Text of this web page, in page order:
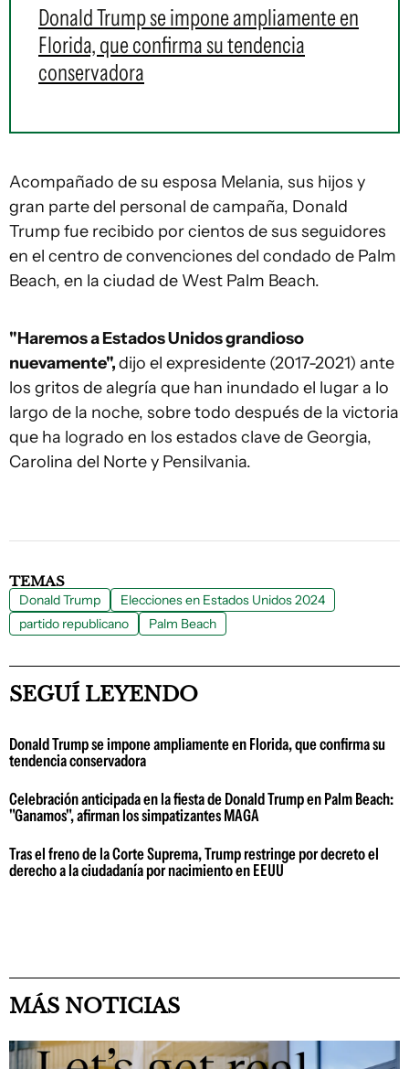
Donald Trump se impone ampliamente en
Florida, que confirma su tendencia
conservadora
Acompañado de su esposa Melania, sus hijos y
gran parte del personal de campaña, Donald
Trump fue recibido por cientos de sus seguidores
en el centro de convenciones del condado de Palm
Beach, en la ciudad de West Palm Beach.
"Haremos a Estados Unidos grandioso
nuevamente",dijo el expresidente (2017-2021) ante
los gritos de alegría que han inundado el lugar a lo
largo de la noche, sobre todo después de la victoria
que ha logrado en los estados clave de Georgia,
Carolina del Norte y Pensilvania.
TEMAS
Donald Trump
Elecciones en Estados Unidos 2024
partido republicano
Palm Beach
SEGUÍ LEYENDO
Donald Trump se impone ampliamente en Florida, que confirma su
tendencia conservadora
Celebración anticipada en la fiesta de Donald Trump en Palm Beach:
"Ganamos", afirman los simpatizantes MAGA
Tras el freno de la Corte Suprema, Trump restringe por decreto el
derecho a la ciudadanía por nacimiento en EEUU
MÁS NOTICIAS